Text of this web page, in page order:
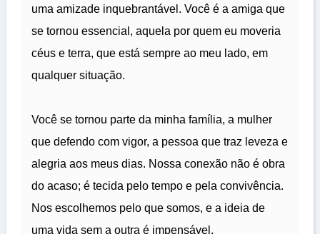
uma amizade inquebrantável. Você é a amiga que
se tornou essencial, aquela por quem eu moveria
céus e terra, que está sempre ao meu lado, em
qualquer situação.
Você se tornou parte da minha família, a mulher
que defendo com vigor, a pessoa que traz leveza e
alegria aos meus dias. Nossa conexão não é obra
do acaso; é tecida pelo tempo e pela convivência.
Nos escolhemos pelo que somos, e a ideia de
uma vida sem a outra é impensável.